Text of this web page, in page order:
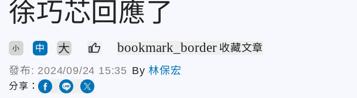
徐巧芯回應了
小 中 大 bookmark_border 收藏文章
發布: 2024/09/24 15:35 By林保宏
分享：